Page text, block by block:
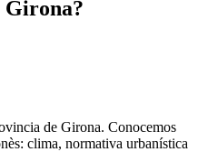
Girona?
de Girona. Conocemos
clima, normativa urbanística